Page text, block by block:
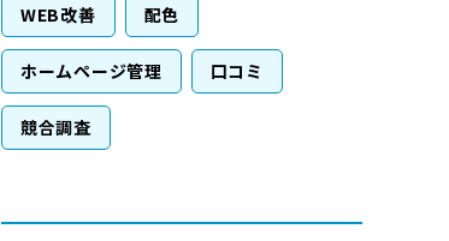
WEB改善 配色
ホームページ管理 口コミ
競合調査